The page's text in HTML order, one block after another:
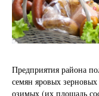
Предприятия района
семян яровых
озимых (их площадь